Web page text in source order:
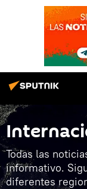
Todas las
informativo.
diferentes